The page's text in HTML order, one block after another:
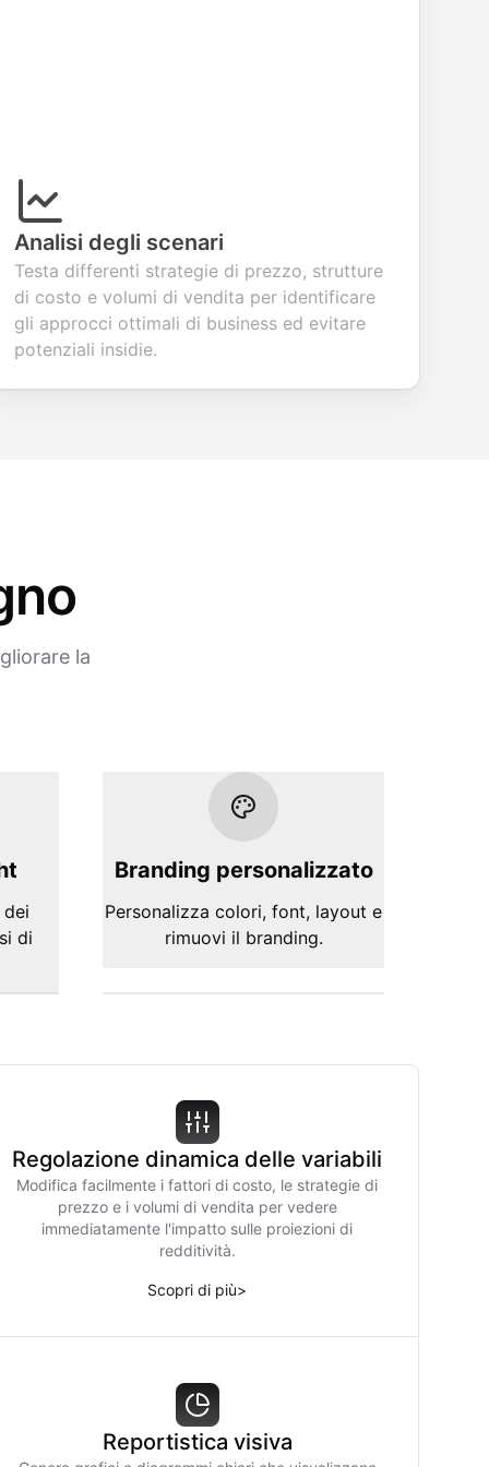
Analisi degli scenari
Testa differenti strategie di prezzo, strutture
di costo e volumi di vendita per identificare
gli approcci ottimali di business ed evitare
potenziali insidie.
la
di
Branding personalizzato
Personalizza colori, font, layout e
rimuovi il branding.
Regolazione dinamica delle variabili
Modifica facilmente i fattori di costo, le strategie di
prezzo e i volumi di vendita per vedere
immediatamente l'impatto sulle proiezioni di
redditività.
Scopri di più>
Reportistica visiva